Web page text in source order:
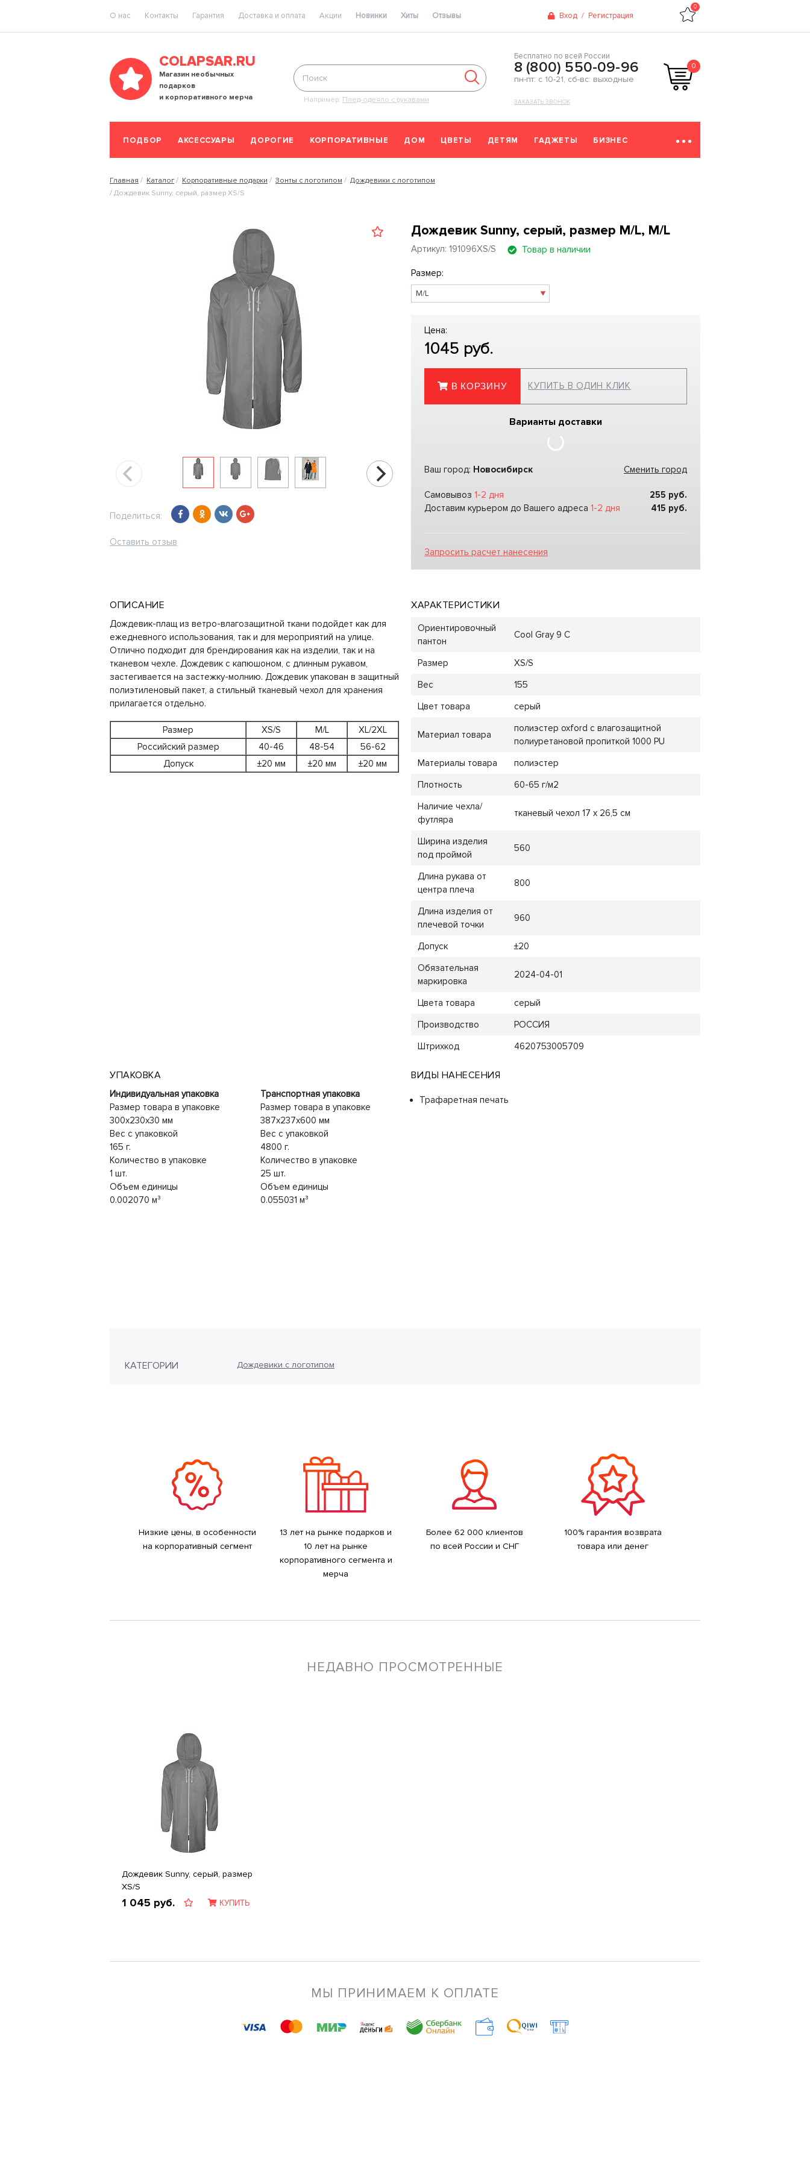
O нас Контакты Гарантия Доставка и оплата Акции Новинки Хиты Отзывы Вход / Регистрация
0
COLAPSAR.RU
Магазин необычных
подарков
и корпоративного мерча
Например: Плед-одеяло с рукавами
Бесплатно по всей России
8 (800) 550-09-96
пн-пт: с 10-21, сб-вс: выходные
ЗАКАЗАТЬ ЗВОНОК
0
ПОДБОР АКСЕССУАРЫ ДОРОГИЕ КОРПОРАТИВНЫЕ ДОМ ЦВЕТЫ ДЕТЯМ ГАДЖЕТЫ БИЗНЕС
Главная Каталог Корпоративные подарки Зонты с логотипом
Дождевики с логотипом
Дождевик Sunny, серый, размер XS/S
Поделиться:
Оставить отзыв
Дождевик Sunny, серый, размер M/L, M/L
Артикул: 191096XS/S Товар в наличии
Размер:
Цена:
1045 руб.
В КОРЗИНУ КУПИТЬ В ОДИН КЛИК
Варианты доставки
Ваш город: Новосибирск Сменить город
Самовывоз 1-2 дня 255 руб.
Доставим курьером до Вашего адреса 1-2 дня 415 руб.
Запросить расчет нанесения
ОПИСАНИЕ
Дождевик-плащ из ветро-влагозащитной ткани подойдет как для
ежедневного использования, так и для мероприятий на улице.
Отлично подходит для брендирования как на изделии, так и на
тканевом чехле. Дождевик с капюшоном, с длинным рукавом,
застегивается на застежку-молнию. Дождевик упакован в защитный
полиэтиленовый пакет, а стильный тканевый чехол для хранения
прилагается отдельно.
Размер XS/S M/L
XL/2XL
Российский размер
40-46 48-54
56-62
Допуск
±20 мм ±20 мм ±20 мм
ХАРАКТЕРИСТИКИ
Ориентировочный
пантон
Cool Gray 9 C
Размер
XS/S
Вес
155
Цвет товара
серый
Материал товара
полиэстер oxford с влагозащитной
полиуретановой пропиткой 1000 PU
Материалы товара
полиэстер
Плотность
60-65 г/м2
Наличие чехла/
футляра
тканевый чехол 17 х 26,5 см
Ширина изделия
под проймой
560
Длина рукава от
центра плеча
800
Длина изделия от
плечевой точки
960
Допуск
±20
Обязательная
маркировка
2024-04-01
Цвета товара
серый
Производство
РОССИЯ
Штрихкод
4620753005709
УПАКОВКА
Индивидуальная упаковка
Размер товара в упаковке
300x230x30 мм
Вес с упаковкой
165 г.
Количество в упаковке
1 шт.
Объем единицы
0.002070 м³
Транспортная упаковка
Размер товара в упаковке
387x237x600 мм
Вес с упаковкой
4800 г.
Количество в упаковке
25 шт.
Объем единицы
0.055031 м³
ВИДЫ НАНЕСЕНИЯ
Трафаретная печать
КАТЕГОРИИ Дождевики с логотипом
Низкие цены, в особенности
на корпоративный сегмент
13 лет на рынке подарков и
10 лет на рынке
корпоративного сегмента и
мерча
Более 62 000 клиентов
по всей России и СНГ
100% гарантия возврата
товара или денег
НЕДАВНО ПРОСМОТРЕННЫЕ
Дождевик Sunny, серый, размер
XS/S
1 045 руб. КУПИТЬ
МЫ ПРИНИМАЕМ К ОПЛАТЕ